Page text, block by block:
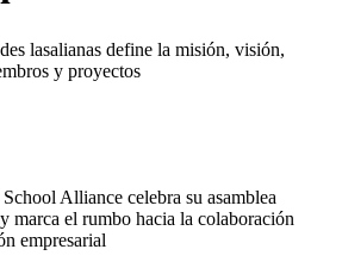
lasalianas define la misión, visión,
y proyectos
Alliance celebra su asamblea
marca el rumbo hacia la colaboración
empresarial